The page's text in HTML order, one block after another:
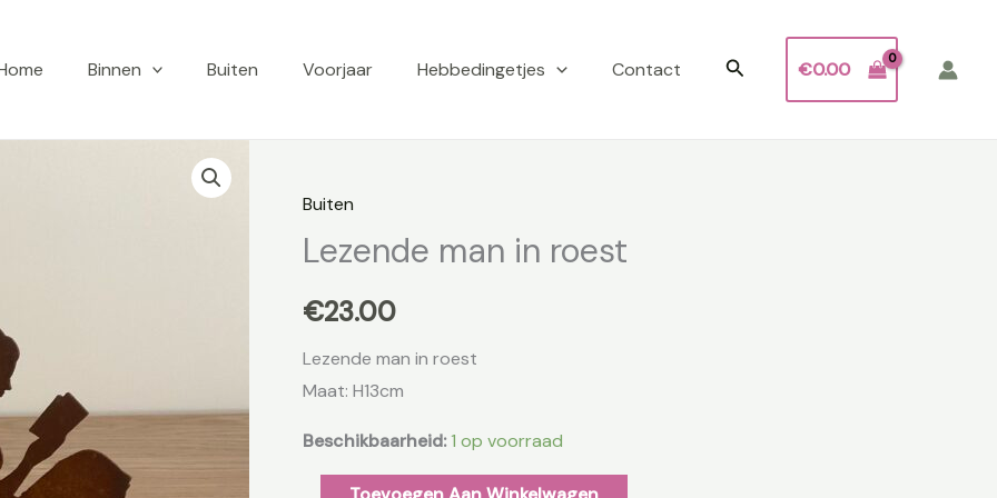
Binnen Buiten Voorjaar Hebbedingetjes Contact Zoeken €0.00
Buiten
Lezende man in roest
€23.00
Lezende man in roest
Maat: H13cm
Beschikbaarheid:1 op voorraad
roest